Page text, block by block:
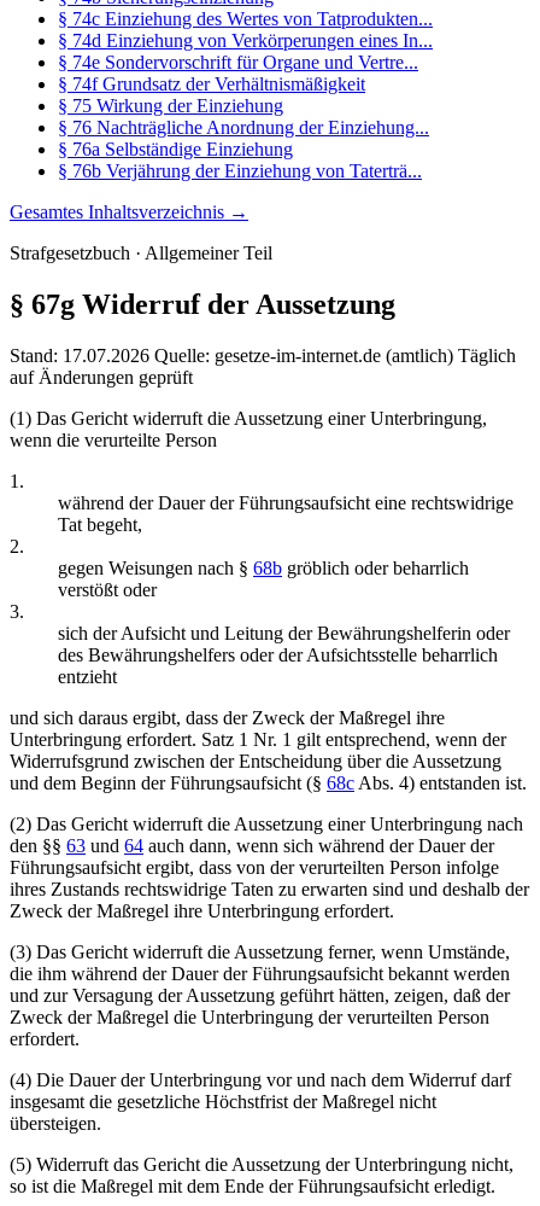
§ 74c Einziehung des Wertes von Tatprodukten...
§ 74d Einziehung von Verkörperungen eines In...
§ 74e Sondervorschrift für Organe und Vertre...
§ 74f Grundsatz der Verhältnismäßigkeit
§ 75 Wirkung der Einziehung
§ 76 Nachträgliche Anordnung der Einziehung...
§ 76a Selbständige Einziehung
§ 76b Verjährung der Einziehung von Taterträ...
Gesamtes Inhaltsverzeichnis →
Strafgesetzbuch · Allgemeiner Teil
§ 67g Widerruf der Aussetzung
Stand: 17.07.2026 Quelle: gesetze-im-internet.de (amtlich) Täglich
auf Änderungen geprüft
(1) Das Gericht widerruft die Aussetzung einer Unterbringung,
wenn die verurteilte Person
1.
während der Dauer der Führungsaufsicht eine rechtswidrige
Tat begeht,
2.
gegen Weisungen nach § 68b gröblich oder beharrlich
verstößt oder
3.
sich der Aufsicht und Leitung der Bewährungshelferin oder
des Bewährungshelfers oder der Aufsichtsstelle beharrlich
entzieht
und sich daraus ergibt, dass der Zweck der Maßregel ihre
Unterbringung erfordert. Satz 1 Nr. 1 gilt entsprechend, wenn der
Widerrufsgrund zwischen der Entscheidung über die Aussetzung
und dem Beginn der Führungsaufsicht (§ 68c Abs. 4) entstanden ist.
(2) Das Gericht widerruft die Aussetzung einer Unterbringung nach
den §§ 63 und 64 auch dann, wenn sich während der Dauer der
Führungsaufsicht ergibt, dass von der verurteilten Person infolge
ihres Zustands rechtswidrige Taten zu erwarten sind und deshalb der
Zweck der Maßregel ihre Unterbringung erfordert.
(3) Das Gericht widerruft die Aussetzung ferner, wenn Umstände,
die ihm während der Dauer der Führungsaufsicht bekannt werden
und zur Versagung der Aussetzung geführt hätten, zeigen, daß der
Zweck der Maßregel die Unterbringung der verurteilten Person
erfordert.
(4) Die Dauer der Unterbringung vor und nach dem Widerruf darf
insgesamt die gesetzliche Höchstfrist der Maßregel nicht
übersteigen.
(5) Widerruft das Gericht die Aussetzung der Unterbringung nicht,
so ist die Maßregel mit dem Ende der Führungsaufsicht erledigt.